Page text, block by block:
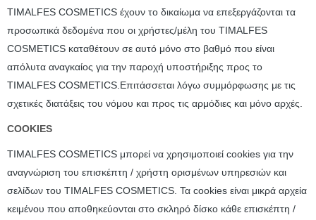
TIMALFES COSMETICS έχουν το δικαίωμα να επεξεργάζονται τα
προσωπικά δεδομένα που οι χρήστες/μέλη του TIMALFES
COSMETICS καταθέτουν σε αυτό μόνο στο βαθμό που είναι
απόλυτα αναγκαίος για την παροχή υποστήριξης προς το
TIMALFES COSMETICS.Επιτάσσεται λόγω συμμόρφωσης με τις
σχετικές διατάξεις του νόμου και προς τις αρμόδιες και μόνο αρχές.
COOKIES
TIMALFES COSMETICS μπορεί να χρησιμοποιεί cookies για την
αναγνώριση του επισκέπτη / χρήστη ορισμένων υπηρεσιών και
σελίδων του TIMALFES COSMETICS. Τα cookies είναι μικρά αρχεία
κειμένου που αποθηκεύονται στο σκληρό δίσκο κάθε επισκέπτη /